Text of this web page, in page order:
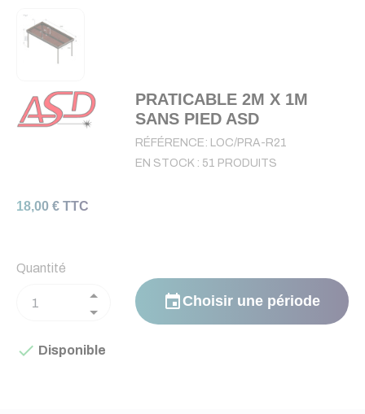
PRATICABLE 2M X 1M
SANS PIED ASD
RÉFÉRENCE: LOC/PRA-R21
EN STOCK : 51 PRODUITS
18,00 € TTC
Quantité
eventChoisir une période
 Disponible